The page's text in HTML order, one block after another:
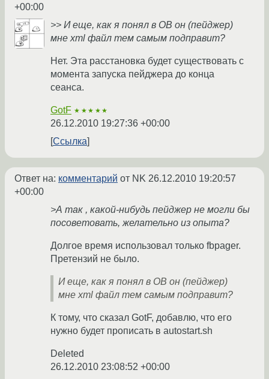
+00:00
>> И еще, как я понял в OB он (пейджер)
мне xml файл тем самым подправит?
Нет. Эта расстановка будет существовать с
момента запуска пейджера до конца
сеанса.
GotF ★★★★★
26.12.2010 19:27:36 +00:00
Ссылка
Ответ на: комментарий от NK 26.12.2010 19:20:57
+00:00
>А так , какой-нибудь пейджер не могли бы
посоветовать, желательно из опыта?
Долгое время использовал только fbpager.
Претензий не было.
И еще, как я понял в OB он (пейджер)
мне xml файл тем самым подправит?
К тому, что сказал GotF, добавлю, что его
нужно будет прописать в autostart.sh
Deleted
26.12.2010 23:08:52 +00:00